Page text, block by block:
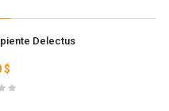
Delectus
$